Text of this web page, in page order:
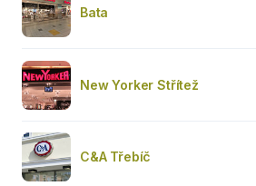
Bata
New Yorker Střítež
C&A Třebíč